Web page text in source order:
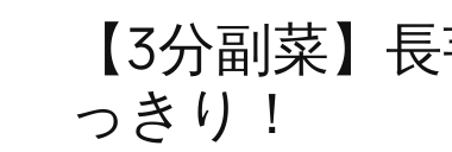
【3分副菜】
っきり！